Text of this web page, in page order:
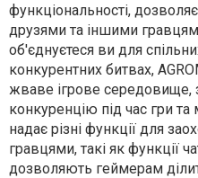
функціональності,
друзями та іншими
об'єднуєтеся ви для
конкурентних битвах,
жваве ігрове середовище,
конкуренцію під час гри
надає різні функції для
гравцями, такі як функції
дозволяють геймерам